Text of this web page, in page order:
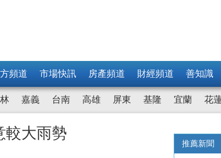
頻道 市場快訊 房產頻道 財經頻道 善知識
嘉義 台南 高雄 屏東 基隆 宜蘭 花
大雨勢
推薦新聞